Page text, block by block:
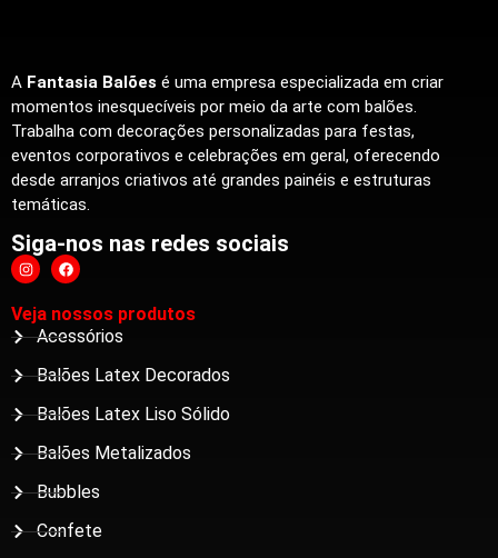
A Fantasia Balões é uma empresa especializada em criar
momentos inesquecíveis por meio da arte com balões.
Trabalha com decorações personalizadas para festas,
eventos corporativos e celebrações em geral, oferecendo
desde arranjos criativos até grandes painéis e estruturas
temáticas.
Siga-nos nas redes sociais
Veja nossos produtos
Acessórios
Balões Latex Decorados
Balões Latex Liso Sólido
Balões Metalizados
Bubbles
Confete